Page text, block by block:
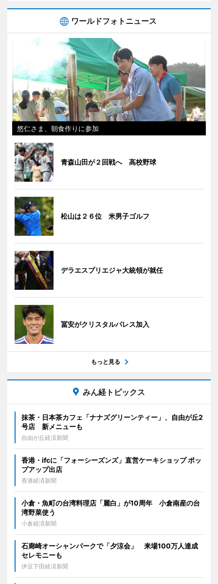
ワールドフォトニュース
悠仁さま、朝食作りに参加
青森山田が２回戦へ 高校野球
松山は２６位 米男子ゴルフ
デラエスプリエジャ大統領が就任
冨安がクリスタルパレス加入
もっと見る
みん経トピックス
抹茶・日本茶カフェ「ナナズグリーンティー」、自由が丘2
号店 新メニューも
自由が丘経済新聞
香港・ifcに「フォーシーズンズ」直営ケーキショップ ポッ
プアップ出店
香港経済新聞
小倉・魚町の台湾料理店「麗白」が10周年 小倉南産の台
湾野菜使う
小倉経済新聞
石廊崎オーシャンパークで「夕涼会」 来場100万人達成
セレモニーも
伊豆下田経済新聞